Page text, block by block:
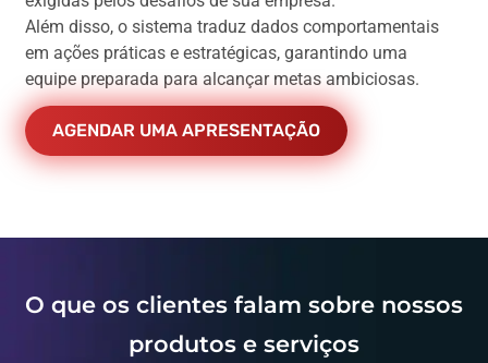
Além disso, o sistema traduz dados comportamentais
em ações práticas e estratégicas, garantindo uma
equipe preparada para alcançar metas ambiciosas.
AGENDAR UMA APRESENTAÇÃO
O que os clientes falam sobre nossos
produtos e serviços